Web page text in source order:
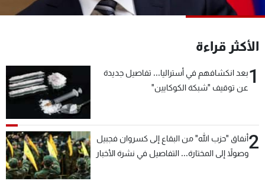
الأكثر قراءة
1بعد انكشافهم في أستراليا... تفاصيل جديدة
عن توقيف "شبكة الكوكايين"
2أنفاق "حزب الله" من البقاع إلى كسروان فجبيل
وصولاً إلى المختارة... التفاصيل في نشرة الأخبار
البرامج
جدول البرامج
شاهد البرامج
الترددات
عن MTV